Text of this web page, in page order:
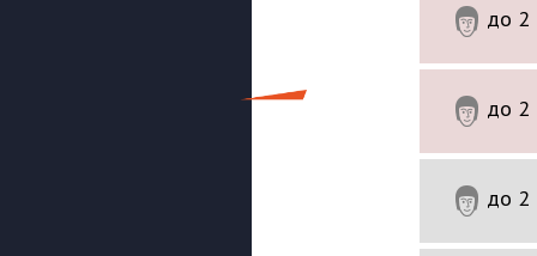
до 2
до 2
до 2